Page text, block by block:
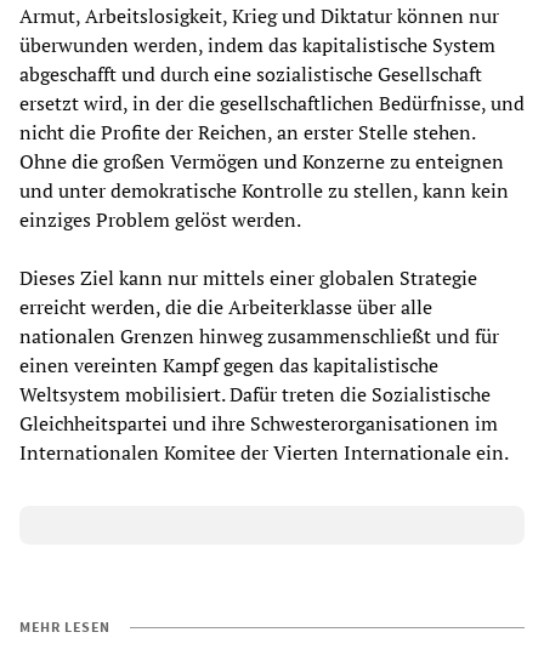
Armut, Arbeitslosigkeit, Krieg und Diktatur können nur
überwunden werden, indem das kapitalistische System
abgeschafft und durch eine sozialistische Gesellschaft
ersetzt wird, in der die gesellschaftlichen Bedürfnisse, und
nicht die Profite der Reichen, an erster Stelle stehen.
Ohne die großen Vermögen und Konzerne zu enteignen
und unter demokratische Kontrolle zu stellen, kann kein
einziges Problem gelöst werden.
Dieses Ziel kann nur mittels einer globalen Strategie
erreicht werden, die die Arbeiterklasse über alle
nationalen Grenzen hinweg zusammenschließt und für
einen vereinten Kampf gegen das kapitalistische
Weltsystem mobilisiert. Dafür treten die Sozialistische
Gleichheitspartei und ihre Schwesterorganisationen im
Internationalen Komitee der Vierten Internationale ein.
MEHR LESEN